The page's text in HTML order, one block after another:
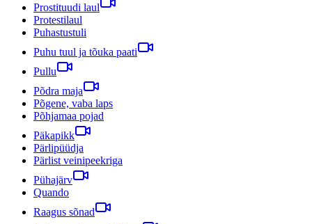
Prostituudi laul
Protestilaul
Puhastustuli
Puhu tuul ja tõuka paati
Pullu
Põdra maja
Põgene, vaba laps
Põhjamaa pojad
Päkapikk
Pärlipüüdja
Pärlist veinipeekriga
Pühajärv
Quando
Raagus sõnad